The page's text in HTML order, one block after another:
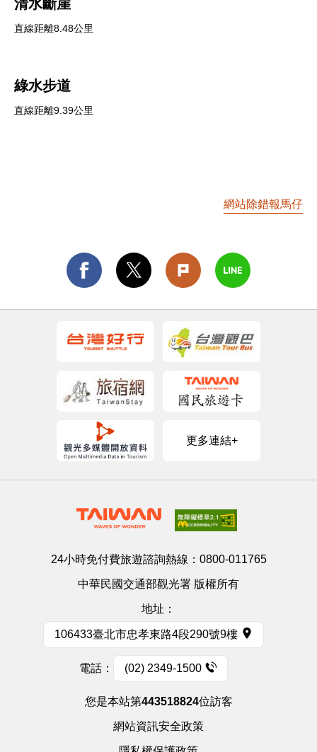
清水斷崖
直線距離8.48公里
綠水步道
直線距離9.39公里
網站除錯報馬仔
更多連結+
24小時免付費旅遊諮詢熱線： 0800-011765
中華民國交通部觀光署 版權所有
地址：
106433臺北市忠孝東路4段290號9樓
電話： (02) 2349-1500
您是本站第443518824位訪客
網站資訊安全政策